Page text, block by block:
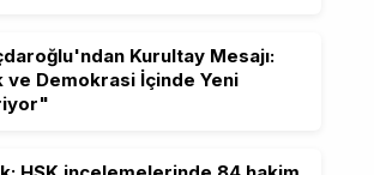
Kurultay Mesajı:
ve Demokrasi İçinde Yeni